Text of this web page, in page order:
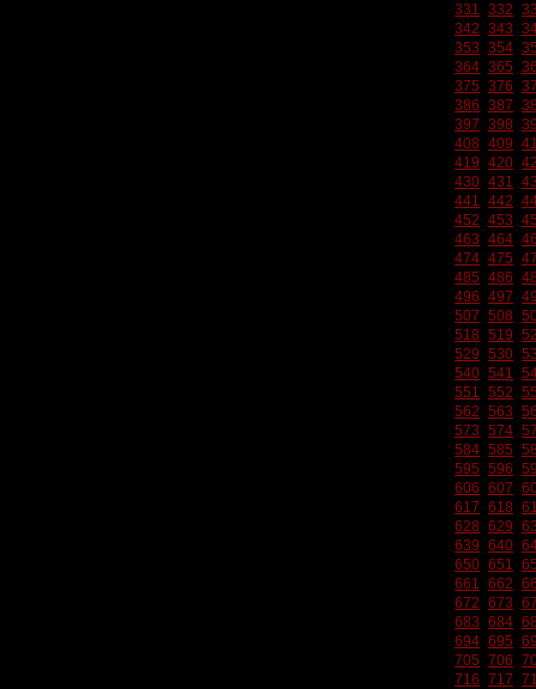
331 332
342 343
353 354
364 365
375 376
386 387
397 398
408 409
419 420
430 431
441 442
452 453
463 464
474 475
485 486
496 497
507 508
518 519
529 530
540 541
551 552
562 563
573 574
584 585
595 596
606 607
617 618
628 629
639 640
650 651
661 662
672 673
683 684
694 695
705 706
716 717